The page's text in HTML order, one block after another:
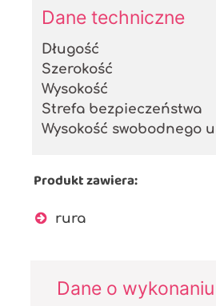
Dane techniczne
Długość
Szerokość
Wysokość
Strefa bezpieczeństwa
Wysokość swobodnego
Produkt zawiera:
rura
Dane o wykonaniu